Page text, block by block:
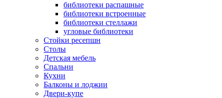
библиотеки распашные
библиотеки встроенные
библиотеки стеллажи
угловые библиотеки
Стойки ресепшн
Столы
Детская мебель
Спальни
Кухни
Балконы и лоджии
Двери-купе